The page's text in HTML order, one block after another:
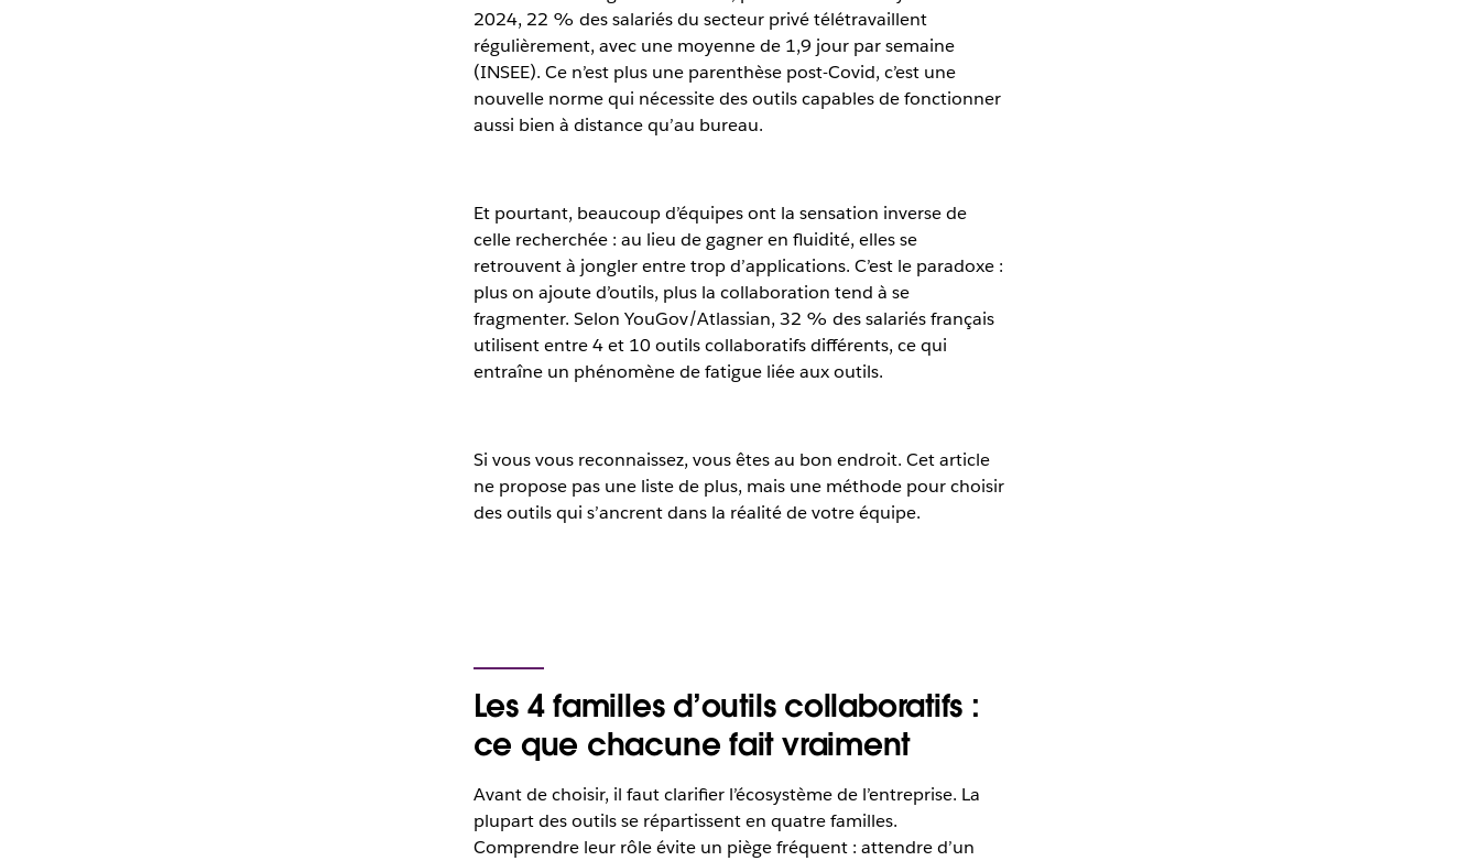
2024, 22 % des salariés du secteur privé télétravaillent
régulièrement, avec une moyenne de 1,9 jour par semaine
(INSEE). Ce n’est plus une parenthèse post-Covid, c’est une
nouvelle norme qui nécessite des outils capables de fonctionner
aussi bien à distance qu’au bureau.
Et pourtant, beaucoup d’équipes ont la sensation inverse de
celle recherchée : au lieu de gagner en fluidité, elles se
retrouvent à jongler entre trop d’applications. C’est le paradoxe :
plus on ajoute d’outils, plus la collaboration tend à se
fragmenter. Selon YouGov/Atlassian, 32 % des salariés français
utilisent entre 4 et 10 outils collaboratifs différents, ce qui
entraîne un phénomène de fatigue liée aux outils.
Si vous vous reconnaissez, vous êtes au bon endroit. Cet article
ne propose pas une liste de plus, mais une méthode pour choisir
des outils qui s’ancrent dans la réalité de votre équipe.
Les 4 familles d’outils collaboratifs :
ce que chacune fait vraiment
Avant de choisir, il faut clarifier l’écosystème de l’entreprise. La
plupart des outils se répartissent en quatre familles.
Comprendre leur rôle évite un piège fréquent : attendre d’un